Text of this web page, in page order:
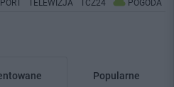
TELEWIZJA TCZ24 POGODA
Popularne